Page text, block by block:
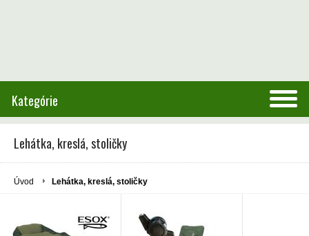
Kategórie
Lehátka, kreslá, stoličky
Úvod Lehátka, kreslá, stoličky